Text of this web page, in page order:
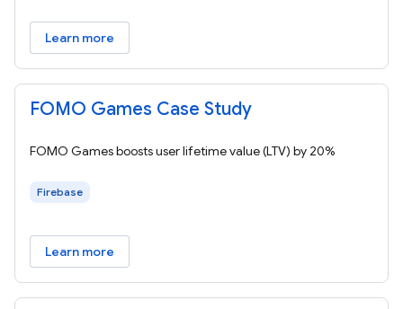
Learn more
FOMO Games Case Study
FOMO Games boosts user lifetime value (LTV) by 20%
Firebase
Learn more